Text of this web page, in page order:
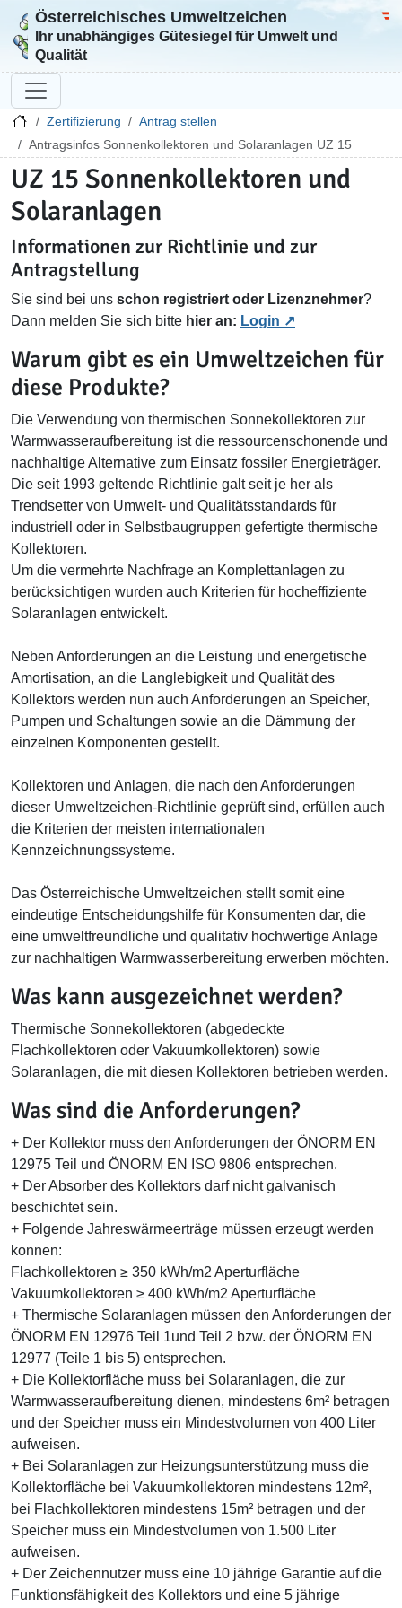
Zur Startseite
Österreichisches Umweltzeichen
Ihr unabhängiges Gütesiegel für Umwelt und
Qualität
Zertifizierung
Antrag stellen
Antragsinfos Sonnenkollektoren und Solaranlagen UZ 15
UZ 15 Sonnenkollektoren und
Solaranlagen
Informationen zur Richtlinie und zur
Antragstellung
Sie sind bei uns schon registriert oder Lizenznehmer?
Dann melden Sie sich bitte hier an: Login
Warum gibt es ein Umweltzeichen für
diese Produkte?
Die Verwendung von thermischen Sonnekollektoren zur
Warmwasseraufbereitung ist die ressourcenschonende und
nachhaltige Alternative zum Einsatz fossiler Energieträger.
Die seit 1993 geltende Richtlinie galt seit je her als
Trendsetter von Umwelt- und Qualitätsstandards für
industriell oder in Selbstbaugruppen gefertigte thermische
Kollektoren.
Um die vermehrte Nachfrage an Komplettanlagen zu
berücksichtigen wurden auch Kriterien für hocheffiziente
Solaranlagen entwickelt.
Neben Anforderungen an die Leistung und energetische
Amortisation, an die Langlebigkeit und Qualität des
Kollektors werden nun auch Anforderungen an Speicher,
Pumpen und Schaltungen sowie an die Dämmung der
einzelnen Komponenten gestellt.
Kollektoren und Anlagen, die nach den Anforderungen
dieser Umweltzeichen-Richtlinie geprüft sind, erfüllen auch
die Kriterien der meisten internationalen
Kennzeichnungssysteme.
Das Österreichische Umweltzeichen stellt somit eine
eindeutige Entscheidungshilfe für Konsumenten dar, die
eine umweltfreundliche und qualitativ hochwertige Anlage
zur nachhaltigen Warmwasserbereitung erwerben möchten.
Was kann ausgezeichnet werden?
Thermische Sonnekollektoren (abgedeckte
Flachkollektoren oder Vakuumkollektoren) sowie
Solaranlagen, die mit diesen Kollektoren betrieben werden.
Was sind die Anforderungen?
+ Der Kollektor muss den Anforderungen der ÖNORM EN
12975 Teil und ÖNORM EN ISO 9806 entsprechen.
+ Der Absorber des Kollektors darf nicht galvanisch
beschichtet sein.
+ Folgende Jahreswärmeerträge müssen erzeugt werden
konnen:
Flachkollektoren ≥ 350 kWh/m2 Aperturfläche
Vakuumkollektoren ≥ 400 kWh/m2 Aperturfläche
+ Thermische Solaranlagen müssen den Anforderungen der
ÖNORM EN 12976 Teil 1und Teil 2 bzw. der ÖNORM EN
12977 (Teile 1 bis 5) entsprechen.
+ Die Kollektorfläche muss bei Solaranlagen, die zur
Warmwasseraufbereitung dienen, mindestens 6m² betragen
und der Speicher muss ein Mindestvolumen von 400 Liter
aufweisen.
+ Bei Solaranlagen zur Heizungsunterstützung muss die
Kollektorfläche bei Vakuumkollektoren mindestens 12m²,
bei Flachkollektoren mindestens 15m² betragen und der
Speicher muss ein Mindestvolumen von 1.500 Liter
aufweisen.
+ Der Zeichennutzer muss eine 10 jährige Garantie auf die
Funktionsfähigkeit des Kollektors und eine 5 jährige